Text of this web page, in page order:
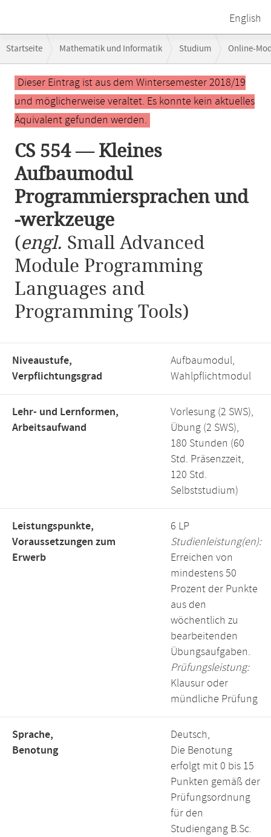
English
Navigation
Startseite Mathematik und Informatik Studium Online-
CS 554 — Kleines Aufbaumodul Programmiersprachen und -werkzeuge
Hauptinhalt
Dieser Eintrag ist aus dem Wintersemester 2018/19
und möglicherweise veraltet. Es konnte kein aktuelles
Äquivalent gefunden werden.
CS 554 — Kleines
Aufbaumodul
Programmiersprachen und
-werkzeuge
(engl. Small Advanced
Module Programming
Languages and
Programming Tools)
Niveaustufe,
Verpflichtungsgrad
Aufbaumodul,
Wahlpflichtmodul
Lehr- und Lernformen,
Arbeitsaufwand
Vorlesung (2 SWS),
Übung (2 SWS),
180 Stunden (60
Std. Präsenzzeit,
120 Std.
Selbststudium)
Leistungspunkte,
Voraussetzungen zum
Erwerb
6 LP
Studienleistung(en):
Erreichen von
mindestens 50
Prozent der Punkte
aus den
wöchentlich zu
bearbeitenden
Übungsaufgaben.
Prüfungsleistung:
Klausur oder
mündliche Prüfung
Sprache,
Benotung
Deutsch,
Die Benotung
erfolgt mit 0 bis 15
Punkten gemäß der
Prüfungsordnung
für den
Studiengang B.Sc.